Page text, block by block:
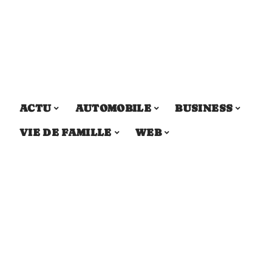
ACTU AUTOMOBILE BUSINESS
VIE DE FAMILLE
WEB